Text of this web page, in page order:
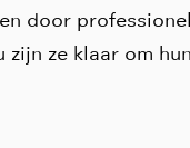
door
zijn ze klaar om